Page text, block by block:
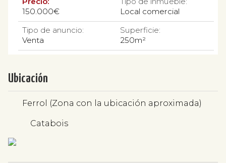
150.000€
Local comercial
Tipo de anuncio:
Venta
Superficie:
250m²
Ubicación
Ferrol (Zona con la ubicación aproximada)
Catabois